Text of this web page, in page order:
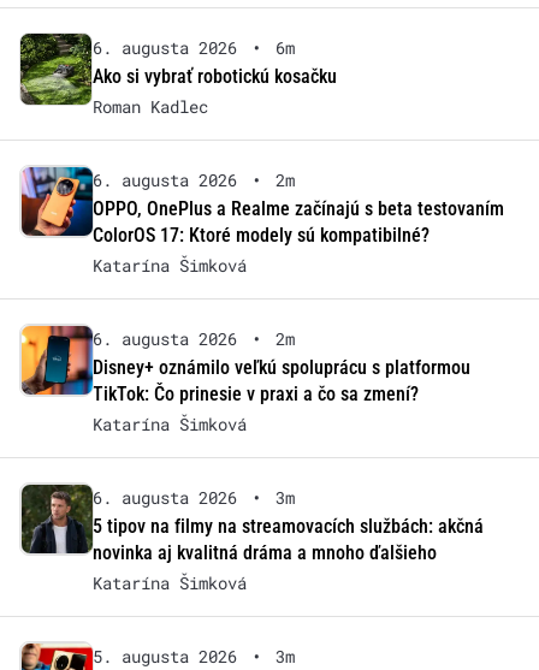
6. augusta 2026 •
6m
Ako si vybrať robotickú kosačku
Roman Kadlec
6. augusta 2026 •
2m
OPPO, OnePlus a Realme začínajú s beta testovaním
ColorOS 17: Ktoré modely sú kompatibilné?
Katarína Šimková
6. augusta 2026 •
2m
Disney+ oznámilo veľkú spoluprácu s platformou
TikTok: Čo prinesie v praxi a čo sa zmení?
Katarína Šimková
6. augusta 2026 •
3m
5 tipov na filmy na streamovacích službách: akčná
novinka aj kvalitná dráma a mnoho ďalšieho
Katarína Šimková
5. augusta 2026 •
3m